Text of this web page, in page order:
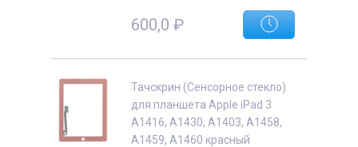
600,0 ₽
Тачскрин (Сенсорное стекло)
для планшета Apple iPad 3
A1416, A1430, A1403, A1458,
A1459, A1460 красный